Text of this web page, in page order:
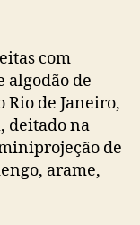
com
algodão de
Rio de Janeiro,
deitado na
de
arame,